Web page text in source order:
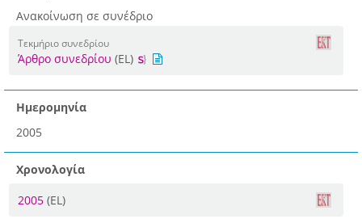
Ανακοίνωση σε συνέδριο
Τεκμήριο συνεδρίου
Άρθρο συνεδρίου (EL)
Ημερομηνία
2005
Χρονολογία
2005 (EL)